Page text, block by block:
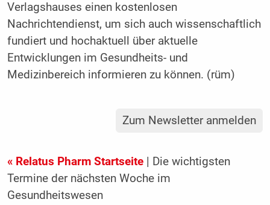
Verlagshauses einen kostenlosen
Nachrichtendienst, um sich auch wissenschaftlich
fundiert und hochaktuell über aktuelle
Entwicklungen im Gesundheits- und
Medizinbereich informieren zu können. (rüm)
Zum Newsletter anmelden
« Relatus Pharm Startseite| Die wichtigsten
Termine der nächsten Woche im
Gesundheitswesen